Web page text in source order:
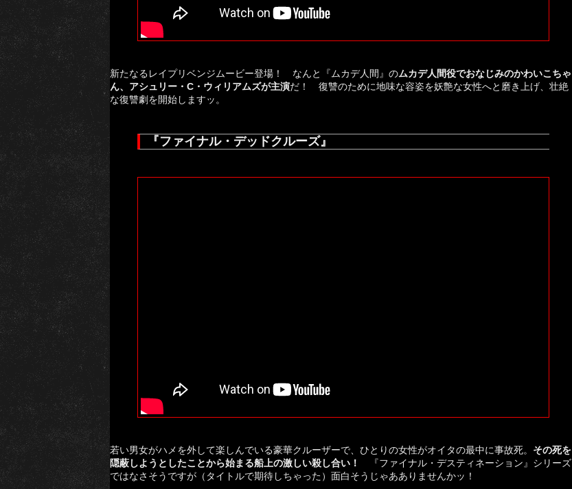
新たなるレイプリベンジムービー登場！ なんと『ムカデ人間』のムカデ人間役でおなじみのかわいこちゃ
ん、アシュリー・C・ウィリアムズが主演だ！ 復讐のために地味な容姿を妖艶な女性へと磨き上げ、壮絶
な復讐劇を開始しますッ。
『ファイナル・デッドクルーズ』
若い男女がハメを外して楽しんでいる豪華クルーザーで、ひとりの女性がオイタの最中に事故死。 その死を
隠蔽しようとしたことから始まる船上の激しい殺し合い！
『ファイナル・デスティネーション』シリーズ
ではなさそうですが（タイトルで期待しちゃった）面白そうじゃあありませんかッ！